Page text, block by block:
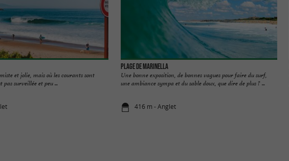
et jolie, mais où les courants sont
pas surveillée et peu ...
Plage de Marinella
Une bonne exposition, de bonnes vagues pour faire du surf,
une ambiance sympa et du sable doux, que dire de plus ? ...
416 m - Anglet